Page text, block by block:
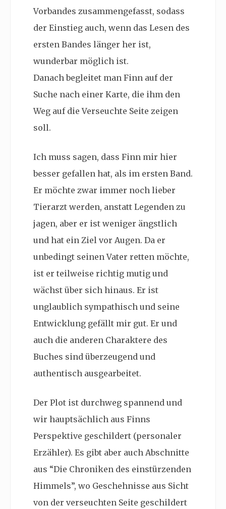
Vorbandes zusammengefasst, sodass
der Einstieg auch, wenn das Lesen des
ersten Bandes länger her ist,
wunderbar möglich ist.
Danach begleitet man Finn auf der
Suche nach einer Karte, die ihm den
Weg auf die Verseuchte Seite zeigen
soll.
Ich muss sagen, dass Finn mir hier
besser gefallen hat, als im ersten Band.
Er möchte zwar immer noch lieber
Tierarzt werden, anstatt Legenden zu
jagen, aber er ist weniger ängstlich
und hat ein Ziel vor Augen. Da er
unbedingt seinen Vater retten möchte,
ist er teilweise richtig mutig und
wächst über sich hinaus. Er ist
unglaublich sympathisch und seine
Entwicklung gefällt mir gut. Er und
auch die anderen Charaktere des
Buches sind überzeugend und
authentisch ausgearbeitet.
Der Plot ist durchweg spannend und
wir hauptsächlich aus Finns
Perspektive geschildert (personaler
Erzähler). Es gibt aber auch Abschnitte
aus “Die Chroniken des einstürzenden
Himmels”, wo Geschehnisse aus Sicht
von der verseuchten Seite geschildert